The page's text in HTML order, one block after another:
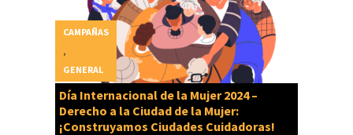
Día Internacional de la Mujer 2024 –
Derecho a la Ciudad de la Mujer:
¡Construyamos Ciudades Cuidadoras!
CAMPAÑAS
GENERAL